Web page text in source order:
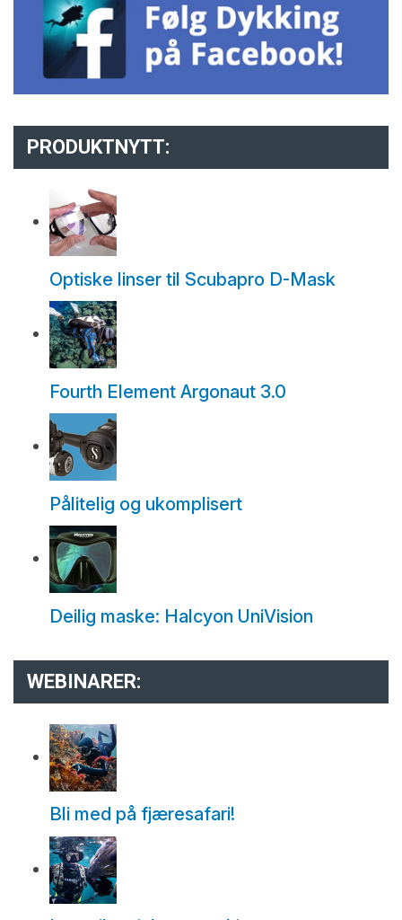
PRODUKTNYTT:
Optiske linser til Scubapro D-Mask
Fourth Element Argonaut 3.0
Pålitelig og ukomplisert
Deilig maske: Halcyon UniVision
WEBINARER:
Bli med på fjæresafari!